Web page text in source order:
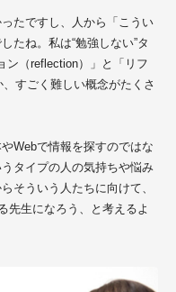
たですし、人から「こうい
たね。私は“勉強しない”タ
ン（reflection）」と「リフ
すごく難しい概念がたくさ
Webで情報を探すのではな
タイプの人の気持ちや悩み
そういう人たちに向けて、
先生になろう、と考えるよ